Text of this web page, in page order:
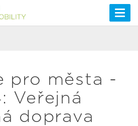
pro města -
Veřejná
doprava